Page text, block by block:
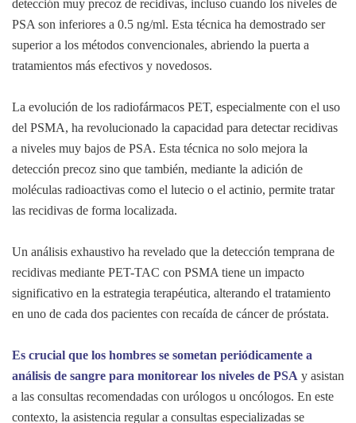
detección muy precoz de recidivas, incluso cuando los niveles de
PSA son inferiores a 0.5 ng/ml. Esta técnica ha demostrado ser
superior a los métodos convencionales, abriendo la puerta a
tratamientos más efectivos y novedosos.
La evolución de los radiofármacos PET, especialmente con el uso
del PSMA, ha revolucionado la capacidad para detectar recidivas
a niveles muy bajos de PSA. Esta técnica no solo mejora la
detección precoz sino que también, mediante la adición de
moléculas radioactivas como el lutecio o el actinio, permite tratar
las recidivas de forma localizada.
Un análisis exhaustivo ha revelado que la detección temprana de
recidivas mediante PET-TAC con PSMA tiene un impacto
significativo en la estrategia terapéutica, alterando el tratamiento
en uno de cada dos pacientes con recaída de cáncer de próstata.
Es crucial que los hombres se sometan periódicamente a
análisis de sangre para monitorear los niveles de PSA y asistan
a las consultas recomendadas con urólogos u oncólogos. En este
contexto, la asistencia regular a consultas especializadas se